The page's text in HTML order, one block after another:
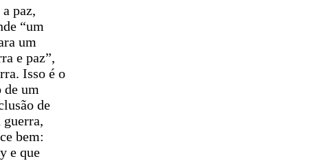
paz,
“um
um
e paz”,
Isso é o
de um
de
guerra,
bem:
e que